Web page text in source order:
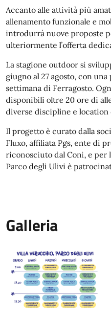
Accanto alle attività più
allenamento funzionale e
introdurrà nuove proposte
ulteriormente l’offerta
La stagione outdoor si
giugno al 27 agosto, con
settimana di Ferragosto.
disponibili oltre 20 ore di
diverse discipline e
Il progetto è curato dalla
Fluxo, affiliata Pgs, ente di
riconosciuto dal Coni, e per
Parco degli Ulivi è
Galleria